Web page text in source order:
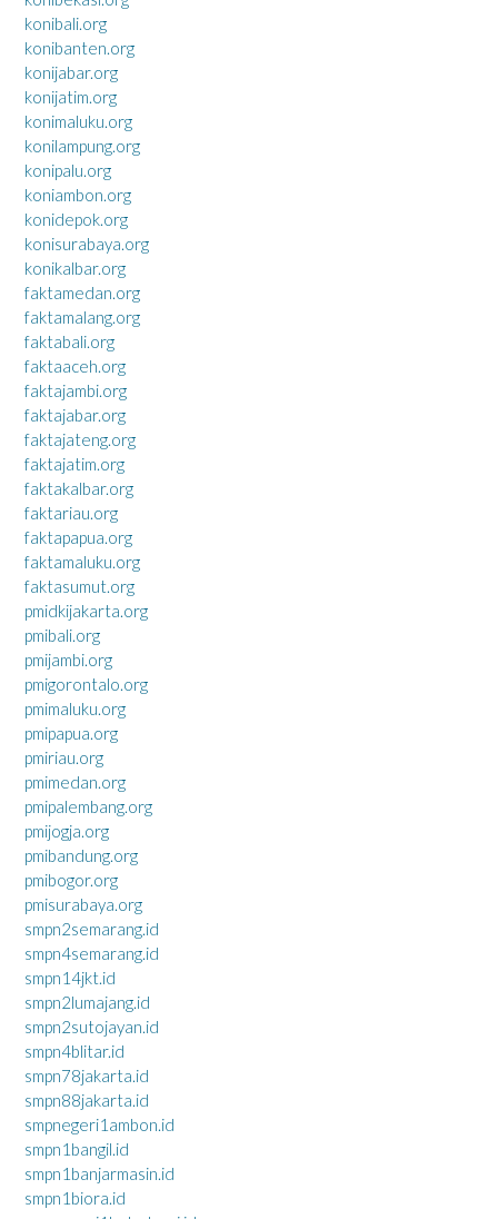
konibali.org
konibanten.org
konijabar.org
konijatim.org
konimaluku.org
konilampung.org
konipalu.org
koniambon.org
konidepok.org
konisurabaya.org
konikalbar.org
faktamedan.org
faktamalang.org
faktabali.org
faktaaceh.org
faktajambi.org
faktajabar.org
faktajateng.org
faktajatim.org
faktakalbar.org
faktariau.org
faktapapua.org
faktamaluku.org
faktasumut.org
pmidkijakarta.org
pmibali.org
pmijambi.org
pmigorontalo.org
pmimaluku.org
pmipapua.org
pmiriau.org
pmimedan.org
pmipalembang.org
pmijogja.org
pmibandung.org
pmibogor.org
pmisurabaya.org
smpn2semarang.id
smpn4semarang.id
smpn14jkt.id
smpn2lumajang.id
smpn2sutojayan.id
smpn4blitar.id
smpn78jakarta.id
smpn88jakarta.id
smpnegeri1ambon.id
smpn1bangil.id
smpn1banjarmasin.id
smpn1biora.id